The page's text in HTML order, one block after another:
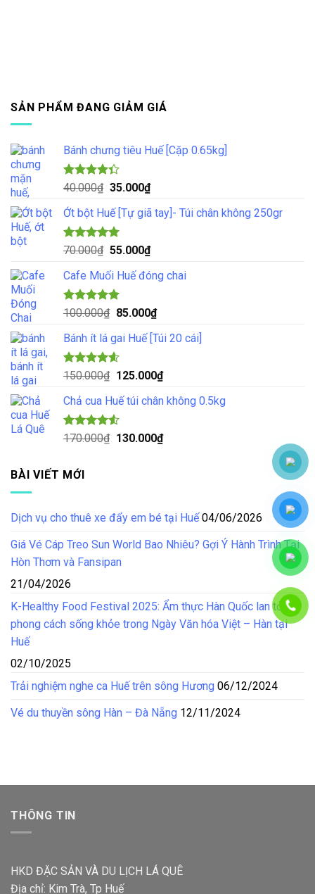
SẢN PHẨM ĐANG GIẢM GIÁ
Bánh chưng tiêu Huế [Cặp 0.65kg]
Được xếp
4.33
5 sao
40.000₫ Giá
là:
40.000₫.
35.000₫Giá
tại
35.000₫.
Ớt bột Huế [Tự giã tay]- Túi chân không 250gr
Được xếp
5.00
5 sao
70.000₫ Giá
là:
70.000₫.
55.000₫Giá
tại
55.000₫.
Cafe Muối Huế đóng chai
Được xếp
5.00
5 sao
100.000₫ Giá
là:
100.000₫.
85.000₫Giá
tại
85.000₫.
Bánh ít lá gai Huế [Túi 20 cái]
Được xếp
4.57
5 sao
150.000₫ Giá
là:
150.000₫.
125.000₫Giá
tại
125.000₫.
Chả cua Huế túi chân không 0.5kg
Được xếp
4.50
170.000₫ Giá
130.000₫Giá
BÀI VIẾT MỚI
Dịch vụ cho thuê xe đẩy em bé tại Huế 04/06/2026
Giá Vé Cáp Treo Sun World Bao Nhiêu? Gợi Ý Hành Trình Tại
Hòn Thơm và Fansipan
21/04/2026
K-Healthy Food Festival 2025: Ẩm thực Hàn Quốc lan tỏa
phong cách sống khỏe trong Ngày Văn hóa Việt – Hàn tại
Huế
02/10/2025
Trải nghiệm nghe ca Huế trên sông Hương 06/12/2024
Vé du thuyền sông Hàn – Đà Nẵng 12/11/2024
THÔNG TIN
HKD ĐẶC SẢN VÀ DU LỊCH LÁ QUÊ
Địa chỉ: Kim Trà, Tp Huế